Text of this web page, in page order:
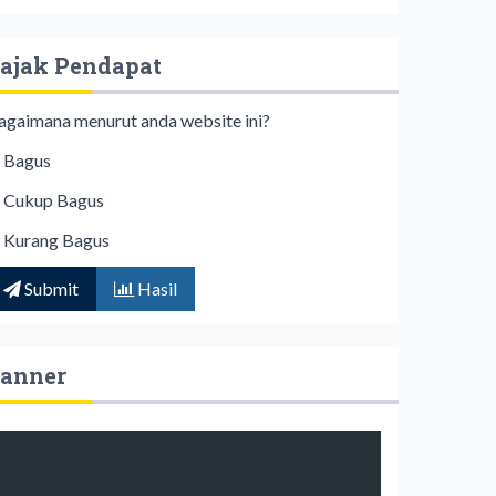
Pendapat
menurut anda website ini?
Bagus
Cukup Bagus
Kurang Bagus
Submit Hasil